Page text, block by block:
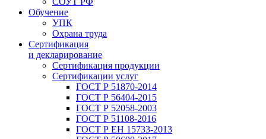
Обучение
УПК
Охрана труда
Сертификация
и декларирование
Сертификация продукции
Сертификации услуг
ГОСТ Р 51870-2014
ГОСТ Р 56404-2015
ГОСТ Р 52058-2003
ГОСТ Р 51108-2016
ГОСТ Р ЕН 15733-2013